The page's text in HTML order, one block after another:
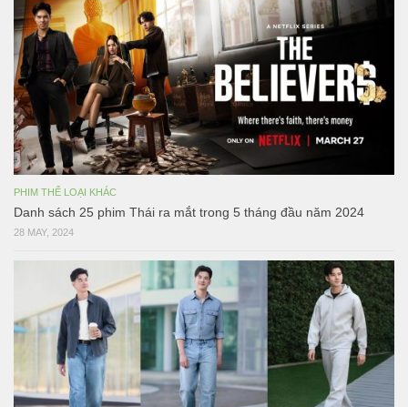
PHIM THỂ LOẠI KHÁC
Danh sách 25 phim Thái ra mắt trong 5 tháng đầu năm 2024
28 MAY, 2024